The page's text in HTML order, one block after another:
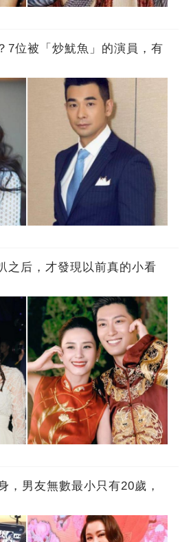
7位被「炒魷魚」的演員，有
之后，才發現以前真的小看
，男友無數最小只有20歲，